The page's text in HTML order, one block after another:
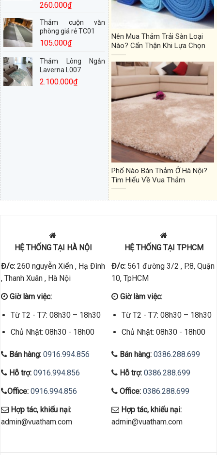
260.000₫
Thảm cuộn văn
phòng giá rẻ TC01
105.000₫
Thảm Lông Ngắn
Laverna L007
2.100.000₫
Nên Mua Thảm Trải Sàn Loại
Nào? Cẩn Thận Khi Lựa Chọn
Phố Nào Bán Thảm Ở Hà Nội?
Tìm Hiểu Về Vua Thảm
HỆ THỐNG TẠI HÀ NỘI
Đ/c:260 nguyễn Xiển , Hạ Đình
, Thanh Xuân , Hà Nội
Giờ làm việc:
Từ T2 - T7: 08h30 – 18h30
Chủ Nhật: 08h30 - 18h00
Bán hàng: 0916.994.856
Hỗ trợ: 0916.994.856
Office: 0916.994.856
Hợp tác, khiếu nại:
admin@vuatham.com
HỆ THỐNG TẠI TPHCM
Đ/c:561 đường 3/2 , P.8, Quận
10, TpHCM
Giờ làm việc:
Từ T2 - T7: 08h30 – 18h30
Chủ Nhật: 08h30 - 18h00
Bán hàng: 0386.288.699
Hỗ trợ: 0386.288.699
Office: 0386.288.699
Hợp tác, khiếu nại:
admin@vuatham.com